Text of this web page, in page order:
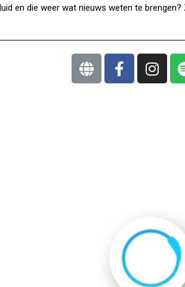
en die weer wat nieuws weten te